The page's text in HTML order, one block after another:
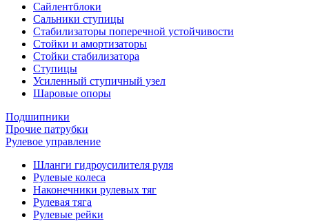
Сайлентблоки
Сальники ступицы
Стабилизаторы поперечной устойчивости
Стойки и амортизаторы
Стойки стабилизатора
Ступицы
Усиленный ступичный узел
Шаровые опоры
Подшипники
Прочие патрубки
Рулевое управление
Шланги гидроусилителя руля
Рулевые колеса
Наконечники рулевых тяг
Рулевая тяга
Рулевые рейки